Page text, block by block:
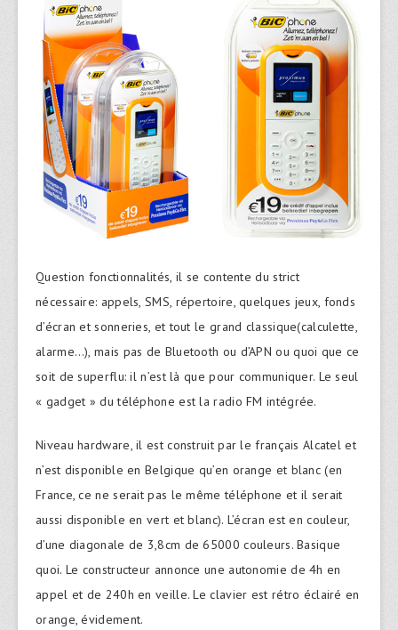
Question fonctionnalités, il se contente du strict
nécessaire: appels, SMS, répertoire, quelques jeux, fonds
d’écran et sonneries, et tout le grand classique(calculette,
alarme…), mais pas de Bluetooth ou d’APN ou quoi que ce
soit de superflu: il n’est là que pour communiquer. Le seul
« gadget » du téléphone est la radio FM intégrée.
Niveau hardware, il est construit par le français Alcatel et
n’est disponible en Belgique qu’en orange et blanc (en
France, ce ne serait pas le même téléphone et il serait
aussi disponible en vert et blanc). L’écran est en couleur,
d’une diagonale de 3,8cm de 65000 couleurs. Basique
quoi. Le constructeur annonce une autonomie de 4h en
appel et de 240h en veille. Le clavier est rétro éclairé en
orange, évidement.